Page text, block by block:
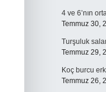
4 ve 6’nın
Temmuz 30,
Turşuluk
Temmuz 29,
Koç burcu
Temmuz 26,